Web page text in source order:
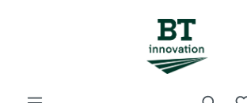
Zum Hauptinhalt springen